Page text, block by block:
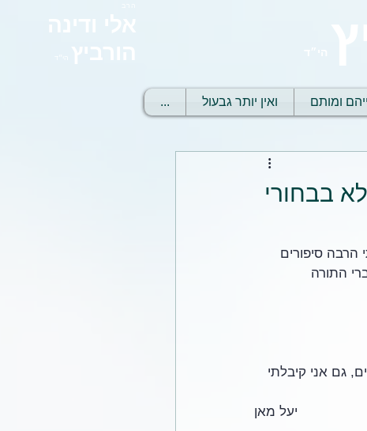
אלי ודינה
הורביץ
ומותם ואין יותר גבעול ...
בבחורי
הרבה סיפורים
התורה
גם אני קיבלתי
יעל מאן